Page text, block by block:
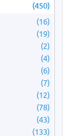
(450)
(16)
(19)
(2)
(4)
(6)
(7)
(12)
(78)
(43)
(133)